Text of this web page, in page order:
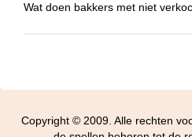
Wat doen bakkers met niet
Copyright © 2009. Alle rechten